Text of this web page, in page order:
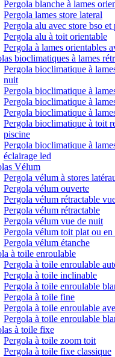
Pergola blanche à lames
Pergola lames store lateral
Pergola alu avec store bso
Pergola alu à toit orientable
Pergola à lames orientables
bioclimatiques à lames
Pergola bioclimatique à
nuit
Pergola bioclimatique à
Pergola bioclimatique à
Pergola bioclimatique à
Pergola bioclimatique à toit
piscine
Pergola bioclimatique à
éclairage led
Vélum
Pergola vélum à stores
Pergola vélum ouverte
Pergola vélum rétractable
Pergola vélum rétractable
Pergola vélum vue de nuit
Pergola vélum toit plat ou en
Pergola vélum étanche
à toile enroulable
Pergola à toile enroulable
Pergola à toile inclinable
Pergola à toile enroulable
Pergola à toile fine
Pergola à toile enroulable
Pergola à toile enroulable
à toile fixe
Pergola à toile zoom toit
Pergola à toile fixe classique